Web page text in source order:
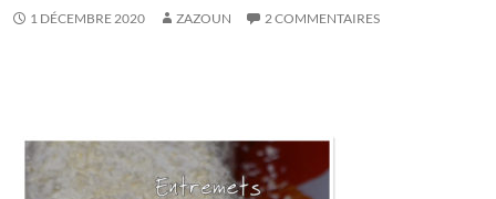
1 DÉCEMBRE 2020 ZAZOUN 2 COMMENTAIRES